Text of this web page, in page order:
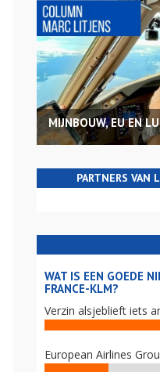
MIJNBOUW, EU EN
PARTNERS VAN
WAT IS EEN GOEDE
FRANCE-KLM?
Verzin alsjeblieft iets
European Airlines